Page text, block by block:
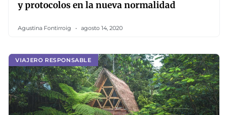
y protocolos en la nueva normalidad
Agustina Fontirroig agosto 14, 2020
VIAJERO RESPONSABLE